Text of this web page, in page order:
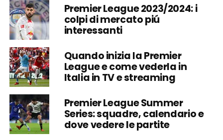
Premier League 2023/2024: i
colpi di mercato piú
interessanti
Quando inizia la Premier
League e come vederla in
Italia in TV e streaming
Premier League Summer
Series: squadre, calendario e
dove vedere le partite